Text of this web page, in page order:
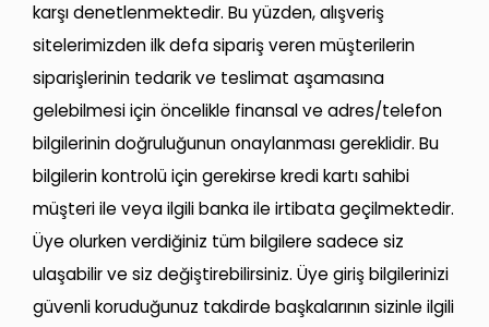
karşı denetlenmektedir. Bu yüzden, alışveriş
sitelerimizden ilk defa sipariş veren müşterilerin
siparişlerinin tedarik ve teslimat aşamasına
gelebilmesi için öncelikle finansal ve adres/telefon
bilgilerinin doğruluğunun onaylanması gereklidir. Bu
bilgilerin kontrolü için gerekirse kredi kartı sahibi
müşteri ile veya ilgili banka ile irtibata geçilmektedir.
Üye olurken verdiğiniz tüm bilgilere sadece siz
ulaşabilir ve siz değiştirebilirsiniz. Üye giriş bilgilerinizi
güvenli koruduğunuz takdirde başkalarının sizinle ilgili